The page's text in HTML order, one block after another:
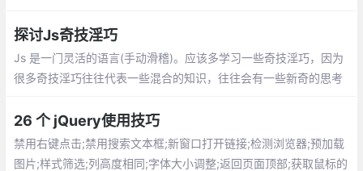
探讨Js奇技淫巧
Js 是一门灵活的语言(手动滑稽)。应该多学习一些奇技淫巧，因为
很多奇技淫巧往往代表一些混合的知识，往往会有一些新奇的思考
26 个 jQuery使用技巧
禁用右键点击;禁用搜索文本框;新窗口打开链接;检测浏览器;预加载
图片;样式筛选;列高度相同;字体大小调整;返回页面顶部;获取鼠标的